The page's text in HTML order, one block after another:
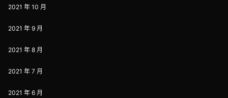
2021 年 10 月
2021 年 9 月
2021 年 8 月
2021 年 7 月
2021 年 6 月